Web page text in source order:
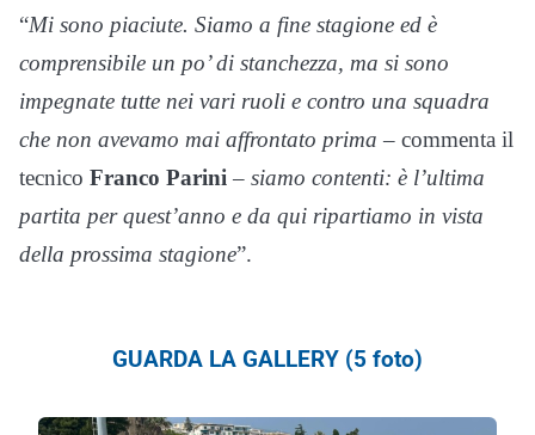
“Mi sono piaciute. Siamo a fine stagione ed è
comprensibile un po’di stanchezza, ma si sono
impegnate tutte nei vari ruoli e contro una squadra
che non avevamo mai affrontato prima – commenta il
tecnico Franco Parini – siamo contenti: è l’ultima
partita per quest’anno e da qui ripartiamo in vista
della prossima stagione”.
GUARDA LA GALLERY (5 foto)